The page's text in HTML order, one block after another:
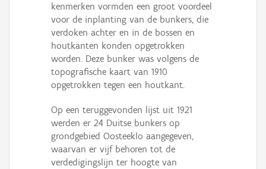
kenmerken vormden een groot voordeel
voor de inplanting van de bunkers, die
verdoken achter en in de bossen en
houtkanten konden opgetrokken
worden. Deze bunker was volgens de
topografische kaart van 1910
opgetrokken tegen een houtkant.
Op een teruggevonden lijst uit 1921
werden er 24 Duitse bunkers op
grondgebied Oosteeklo aangegeven,
waarvan er vijf behoren tot de
verdedigingslijn ter hoogte van